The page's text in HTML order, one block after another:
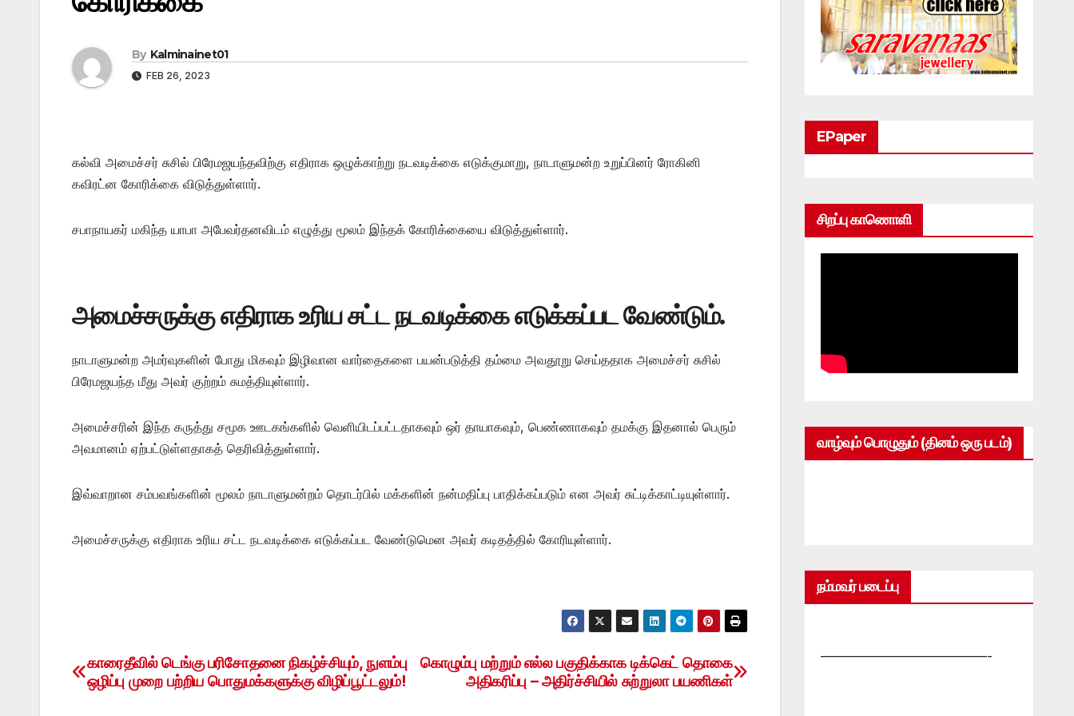
By Kalminainet01
FEB 26, 2023
கல்வி அமைச்சர் சுசில் பிரேமஜயந்தவிற்கு எதிராக ஒழுக்காற்று நடவடிக்கை எடுக்குமாறு, நாடாளுமன்ற உறுப்பினர் ரோகினி
கவிரட்ன கோரிக்கை விடுத்துள்ளார்.
சபாநாயகர் மகிந்த யாபா அபேவர்தனவிடம் எழுத்து மூலம் இந்தக் கோரிக்கையை விடுத்துள்ளார்.
அமைச்சருக்கு எதிராக உரிய சட்ட நடவடிக்கை எடுக்கப்பட வேண்டும்.
நாடாளுமன்ற அமர்வுகளின் போது மிகவும் இழிவான வார்தைகளை பயன்படுத்தி தம்மை அவதூறு செய்ததாக அமைச்சர் சுசில்
பிரேமஜயந்த மீது அவர் குற்றம் சுமத்தியுள்ளார்.
அமைச்சரின் இந்த கருத்து சமூக ஊடகங்களில் வெளியிடப்பட்டதாகவும் ஒர் தாயாகவும், பெண்ணாகவும் தமக்கு இதனால் பெரும்
அவமானம் ஏற்பட்டுள்ளதாகத் தெரிவித்துள்ளார்.
இவ்வாறான சம்பவங்களின் மூலம் நாடாளுமன்றம் தொடர்பில் மக்களின் நன்மதிப்பு பாதிக்கப்படும் என அவர் சுட்டிக்காட்டியுள்ளார்.
அமைச்சருக்கு எதிராக உரிய சட்ட நடவடிக்கை எடுக்கப்பட வேண்டுமென அவர் கடிதத்தில் கோரியுள்ளார்.
Post
கொழும்பு மற்றும் எல்ல பகுதிக்காக டிக்கெட் தொகை
அதிகரிப்பு – அதிர்ச்சியில் சுற்றுலா பயணிகள்
காரைதீவில் டெங்கு பரிசோதனை நிகழ்ச்சியும், நுளம்பு
ஒழிப்பு முறை பற்றிய பொதுமக்களுக்கு விழிப்பூட்டலும்!
EPaper
சிறப்பு காணொளி
வாழ்வும் பொழுதும் (தினம் ஒரு படம்)
நம்மவர் படைப்பு
—————————————-